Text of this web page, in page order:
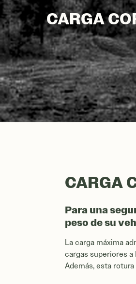
CARGA
CARGA
CARGA
Para una
peso de su
La carga máxima
cargas superiores
Además, esta